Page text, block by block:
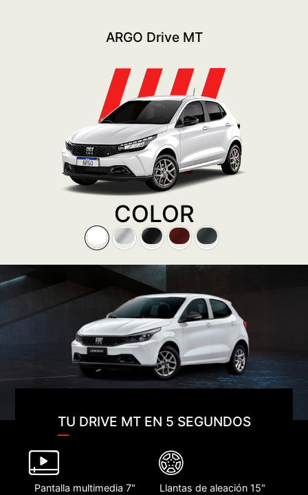
ARGO Drive MT
COLOR
TU DRIVE MT EN 5 SEGUNDOS
Pantalla multimedia 7" Llantas de aleación 15"